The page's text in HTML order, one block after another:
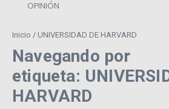
OPINIÓN
Inicio / UNIVERSIDAD DE HARVARD
Navegando por
etiqueta:
HARVARD